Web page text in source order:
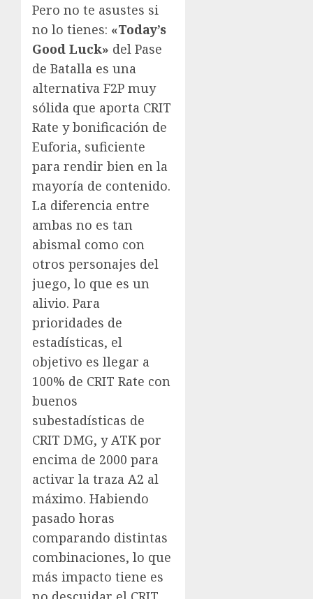
Pero no te asustes si
no lo tienes: «Today’s
Good Luck» del Pase
de Batalla es una
alternativa F2P muy
sólida que aporta CRIT
Rate y bonificación de
Euforia, suficiente
para rendir bien en la
mayoría de contenido.
La diferencia entre
ambas no es tan
abismal como con
otros personajes del
juego, lo que es un
alivio. Para
prioridades de
estadísticas, el
objetivo es llegar a
100% de CRIT Rate con
buenos
subestadísticas de
CRIT DMG, y ATK por
encima de 2000 para
activar la traza A2 al
máximo. Habiendo
pasado horas
comparando distintas
combinaciones, lo que
más impacto tiene es